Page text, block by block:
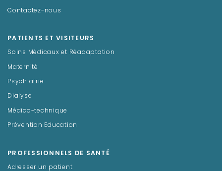
Contactez-nous
PATIENTS ET VISITEURS
Soins Médicaux et Réadaptation
Maternité
Psychiatrie
Dialyse
Médico-technique
Prévention Education
PROFESSIONNELS DE SANTÉ
Adresser un patient